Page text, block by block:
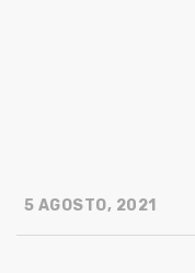
5 AGOSTO, 2021